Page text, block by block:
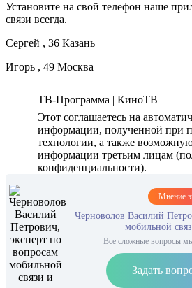
Установите на свой телефон наше
связи всегда.
Сергей , 36 Казань
Игорь , 49 Москва
ТВ-Программа | КиноТВ
Этот соглашаетесь на
информации, полученной при
технологии, а также
информации третьим лицам
конфиденциальности).
Мнение
Черноволов Василий
мобильной
Все сложные вопросы
Задать